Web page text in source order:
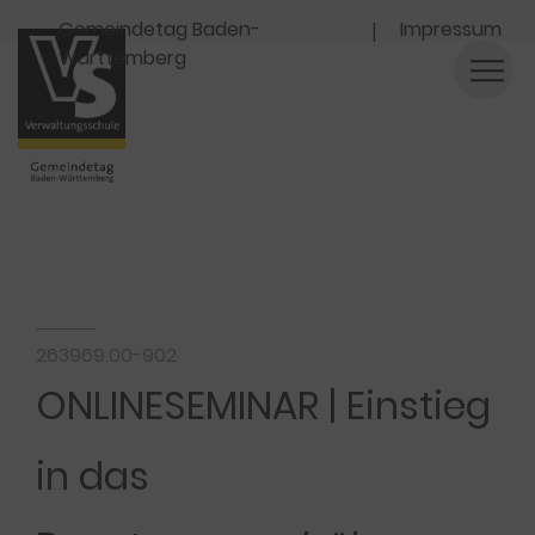
Navigation
Gemeindetag Baden-
Württemberg
Impressum
ONLINESEMINAR | Einstieg
in das